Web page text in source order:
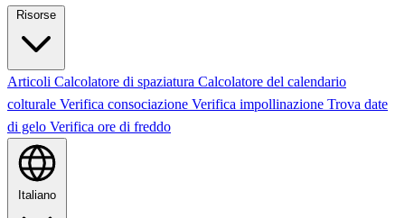
Risorse
Articoli Calcolatore di spaziatura Calcolatore del calendario
colturale Verifica consociazione Verifica impollinazione Trova date
di gelo Verifica ore di freddo
Italiano